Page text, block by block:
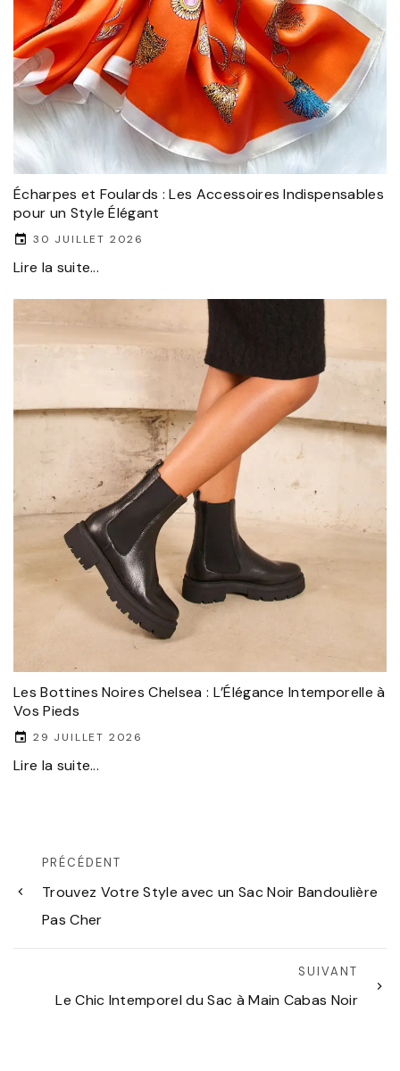
Écharpes et Foulards : Les Accessoires Indispensables
pour un Style Élégant
30 JUILLET 2026
Lire la suite...
Les Bottines Noires Chelsea : L’Élégance Intemporelle à
Vos Pieds
29 JUILLET 2026
Lire la suite...
PRÉCÉDENT
Trouvez Votre Style avec un Sac Noir Bandoulière
Pas Cher
SUIVANT
Le Chic Intemporel du Sac à Main Cabas Noir